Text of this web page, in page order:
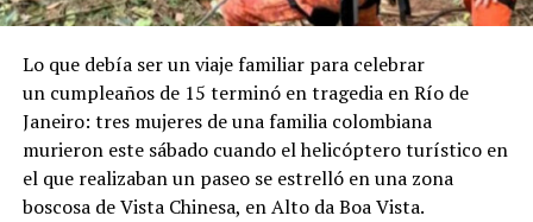
Lo que debía ser un viaje familiar para celebrar
un cumpleaños de 15 terminó en tragedia en Río de
Janeiro: tres mujeres de una familia colombiana
murieron este sábado cuando el helicóptero turístico en
el que realizaban un paseo se estrelló en una zona
boscosa de Vista Chinesa, en Alto da Boa Vista.